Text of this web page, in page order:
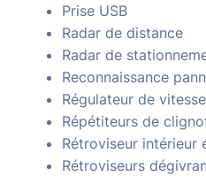
Prise USB
Radar de distance
Radar de
Reconnaissance
Régulateur de vitesse
Répétiteurs de
Rétroviseur intérieur
Rétroviseurs